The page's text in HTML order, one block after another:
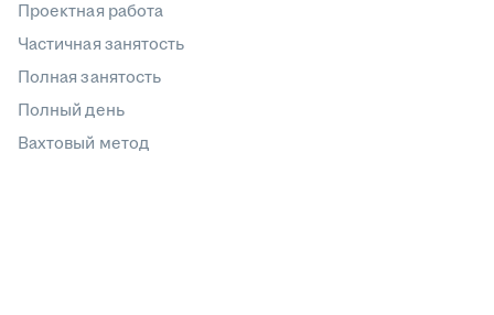
Проектная работа
Частичная занятость
Полная занятость
Полный день
Вахтовый метод